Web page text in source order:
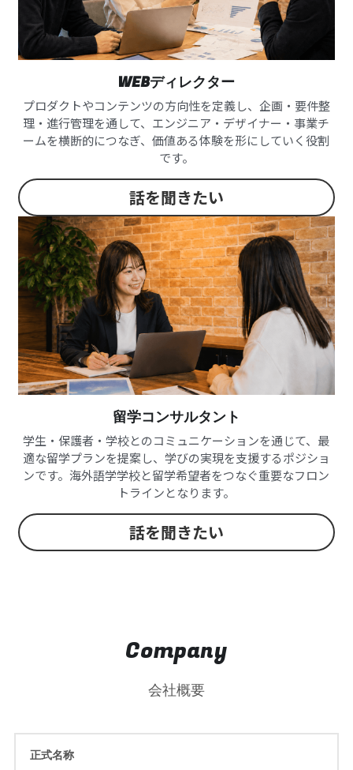
WEBディレクター
プロダクトやコンテンツの方向性を定義し、企画・要件整
理・進行管理を通して、エンジニア・デザイナー・事業チ
ームを横断的につなぎ、価値ある体験を形にしていく役割
です。
話を聞きたい
留学コンサルタント
学生・保護者・学校とのコミュニケーションを通じて、最
適な留学プランを提案し、学びの実現を支援するポジショ
ンです。海外語学学校と留学希望者をつなぐ重要なフロン
トラインとなります。
話を聞きたい
Company
会社概要
正式名称